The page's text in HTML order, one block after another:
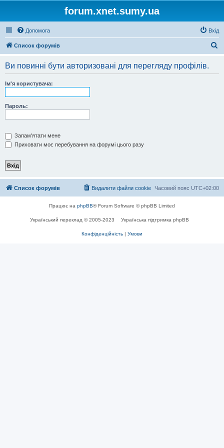
forum.xnet.sumy.ua
Допомога Вхід
Список форумів
Ви повинні бути авторизовані для перегляду профілів.
Ім'я користувача:
Пароль:
Запам'ятати мене
Приховати моє перебування на форумі цього разу
Список форумів Часовий пояс UTC+02:00
Видалити файли cookie
Працює на phpBB® Forum Software © phpBB Limited
Український переклад © 2005-2023 Українська підтримка phpBB
Конфіденційність | Умови